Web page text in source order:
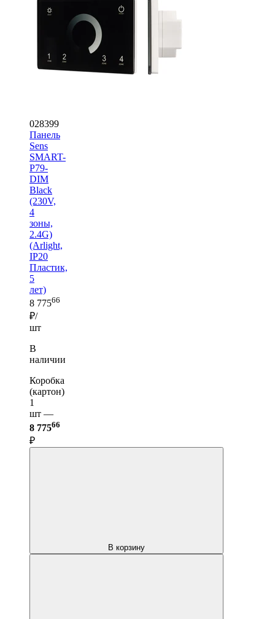
028399
Панель
Sens
SMART-
P79-
DIM
Black
(230V,
4
зоны,
2.4G)
(Arlight,
IP20
Пластик,
5
лет)
8 77566
₽/
шт
В
наличии
Коробка
(картон)
1
шт —
8 77566
₽
В корзину